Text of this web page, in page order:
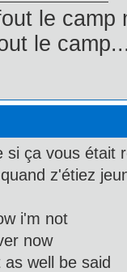
le camp
le
si ça vous était
z'étiez
i'm not
now
well be said